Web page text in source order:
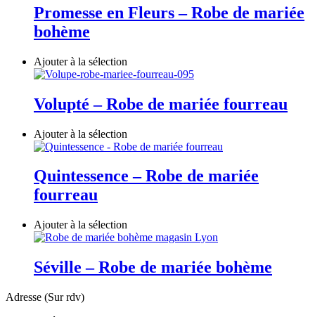
Promesse en Fleurs – Robe de mariée
bohème
Ajouter à la sélection
Volupté – Robe de mariée fourreau
Ajouter à la sélection
Quintessence – Robe de mariée
fourreau
Ajouter à la sélection
Séville – Robe de mariée bohème
Adresse (Sur rdv)